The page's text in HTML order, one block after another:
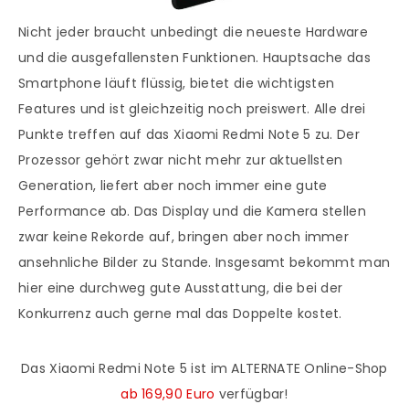
Nicht jeder braucht unbedingt die neueste Hardware
und die ausgefallensten Funktionen. Hauptsache das
Smartphone läuft flüssig, bietet die wichtigsten
Features und ist gleichzeitig noch preiswert. Alle drei
Punkte treffen auf das Xiaomi Redmi Note 5 zu. Der
Prozessor gehört zwar nicht mehr zur aktuellsten
Generation, liefert aber noch immer eine gute
Performance ab. Das Display und die Kamera stellen
zwar keine Rekorde auf, bringen aber noch immer
ansehnliche Bilder zu Stande. Insgesamt bekommt man
hier eine durchweg gute Ausstattung, die bei der
Konkurrenz auch gerne mal das Doppelte kostet.
Das Xiaomi Redmi Note 5 ist im ALTERNATE Online-Shop
ab 169,90 Euro verfügbar!